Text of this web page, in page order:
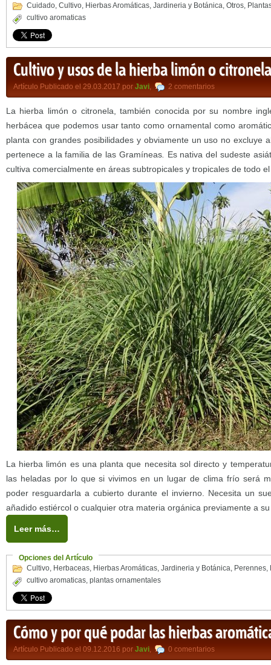
Cuidado, Cultivo, Hierbas Aromáticas, Jardineria y Botánica, Otros,
cultivo aromaticas
Cultivo y usos de la hierba limón o citronela
Artículo Publicado el 29.03.2017 por Javi, 2 comentarios
La hierba limón o citronela, también conocida por su nombre
herbácea que podemos usar tanto como ornamental como
planta con grandes posibilidades y obviamente un uso no excluye
pertenece a la familia de las Gramíneas. Es nativa del sudeste
cultiva comercialmente en áreas subtropicales y tropicales de todo
La hierba limón es una planta que necesita sol directo y
las heladas por lo que si vivimos en un lugar de clima frío será
poder resguardarla a cubierto durante el invierno. Necesita un
añadido estiércol o cualquier otra materia orgánica previamente a
Leer más…
Opciones del Artículo
Cultivo, Herbaceas, Hierbas Aromáticas, Jardineria y Botánica, Perennes,
cultivo aromaticas, plantas ornamentales
Cómo y por qué podar las hierbas
Artículo Publicado el 09.12.2016 por Javi, 0 comentarios